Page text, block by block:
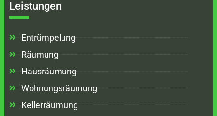
Leistungen
Entrümpelung
Räumung
Hausräumung
Wohnungsräumung
Kellerräumung